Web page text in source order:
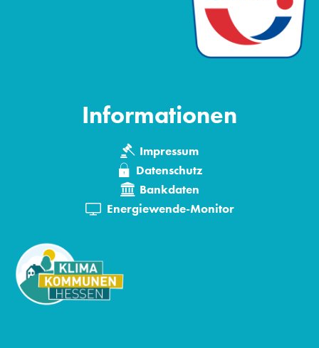
Informationen
Impressum
Datenschutz
Bankdaten
Energiewende-Monitor